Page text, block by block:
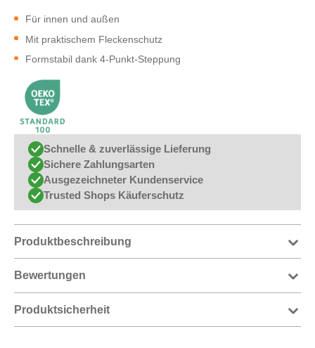
Für innen und außen
Mit praktischem Fleckenschutz
Formstabil dank 4-Punkt-Steppung
Schnelle & zuverlässige Lieferung
Sichere Zahlungsarten
Ausgezeichneter Kundenservice
Trusted Shops Käuferschutz
Produktbeschreibung
Bewertungen
Produktsicherheit